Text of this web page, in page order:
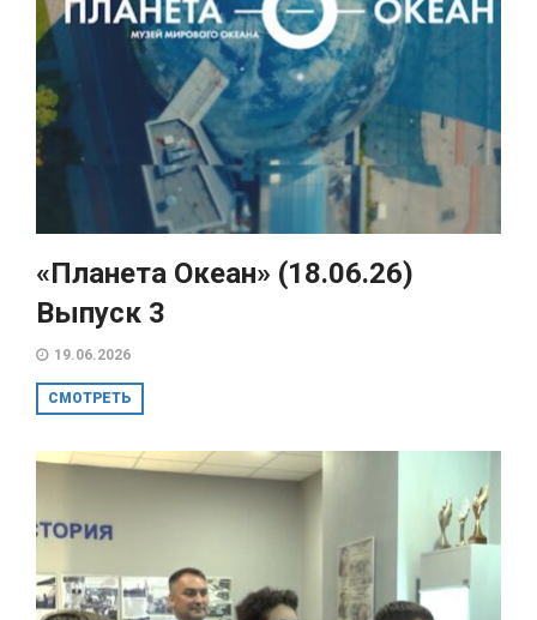
«Планета Океан» (18.06.26)
Выпуск 3
19.06.2026
СМОТРЕТЬ